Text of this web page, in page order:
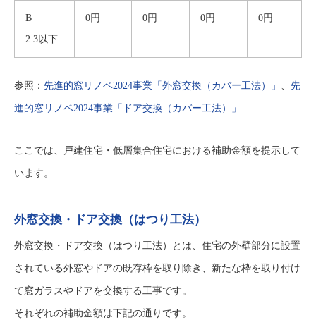
B
2.3以下
0円 0円 0円 0円
参照： 先進的窓リノベ2024事業「外窓交換（カバー工法）」 、 先
進的窓リノベ2024事業「ドア交換（カバー工法）」
ここでは、戸建住宅・低層集合住宅における補助金額を提示して
います。
外窓交換・ドア交換（はつり工法）
外窓交換・ドア交換（はつり工法）とは、住宅の外壁部分に設置
されている外窓やドアの既存枠を取り除き、新たな枠を取り付け
て窓ガラスやドアを交換する工事です。
それぞれの補助金額は下記の通りです。